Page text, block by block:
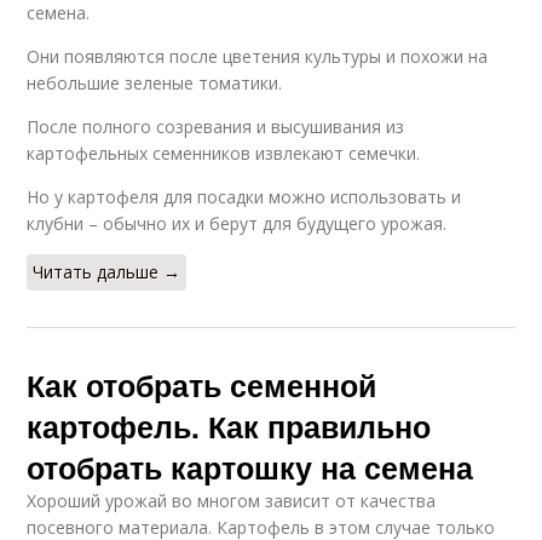
семена.
Они появляются после цветения культуры и похожи на
небольшие зеленые томатики.
После полного созревания и высушивания из
картофельных семенников извлекают семечки.
Но у картофеля для посадки можно использовать и
клубни – обычно их и берут для будущего урожая.
Читать дальше →
Как отобрать семенной
картофель. Как правильно
отобрать картошку на семена
Хороший урожай во многом зависит от качества
посевного материала. Картофель в этом случае только